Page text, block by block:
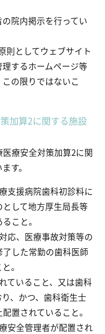
院内掲示を行ってい
則としてウェブサイト
するホームページ等
の限りではないこ
加算2に関する施設
療安全対策加算2に関
す。
支援病院歯科初診料に
して地方厚生局長等
こと。
応、医療事故対策等の
した常勤の歯科医師
。
ていること、又は歯科
、かつ、歯科衛生士
置されていること。
安全管理者が配置され